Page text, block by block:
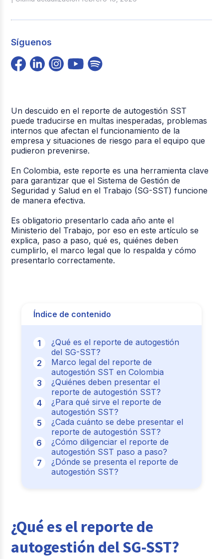
Síguenos
Un descuido en el reporte de autogestión SST
puede traducirse en multas inesperadas, problemas
internos que afectan el funcionamiento de la
empresa y situaciones de riesgo para el equipo que
pudieron prevenirse.
En Colombia, este reporte es una herramienta clave
para garantizar que el Sistema de Gestión de
Seguridad y Salud en el Trabajo (SG-SST) funcione
de manera efectiva.
Es obligatorio presentarlo cada año ante el
Ministerio del Trabajo, por eso en este artículo se
explica, paso a paso, qué es, quiénes deben
cumplirlo, el marco legal que lo respalda y cómo
presentarlo correctamente.
Índice de contenido
¿Qué es el reporte de autogestión
del SG-SST?
Marco legal del reporte de
autogestión SST en Colombia
¿Quiénes deben presentar el
reporte de autogestión SST?
¿Para qué sirve el reporte de
autogestión SST?
¿Cada cuánto se debe presentar el
reporte de autogestión SST?
¿Cómo diligenciar el reporte de
autogestión SST paso a paso?
¿Dónde se presenta el reporte de
autogestión SST?
¿Qué es el reporte de
autogestión del SG-SST?